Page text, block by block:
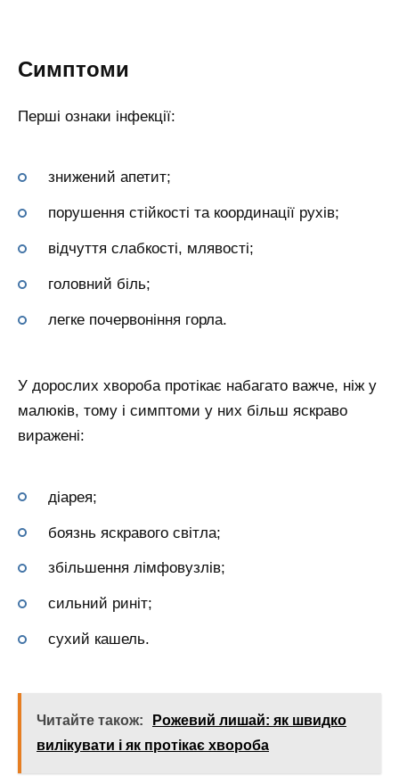
Симптоми
Перші ознаки інфекції:
знижений апетит;
порушення стійкості та координації рухів;
відчуття слабкості, млявості;
головний біль;
легке почервоніння горла.
У дорослих хвороба протікає набагато важче, ніж у
малюків, тому і симптоми у них більш яскраво
виражені:
діарея;
боязнь яскравого світла;
збільшення лімфовузлів;
сильний риніт;
сухий кашель.
Читайте також:
Рожевий лишай: як швидко
вилікувати і як протікає хвороба